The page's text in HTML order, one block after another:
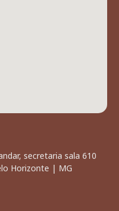
secretaria sala 610
Horizonte | MG